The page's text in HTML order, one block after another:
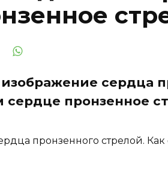
изображение сердца
пронзенное
пронзенного стрелой.